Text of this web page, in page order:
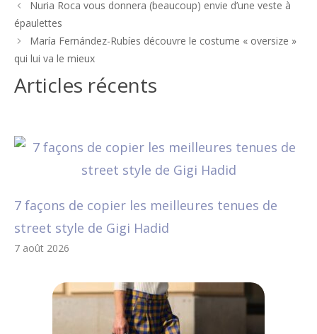
Navigation
des
articles
Nuria Roca vous donnera (beaucoup) envie d’une veste à
épaulettes
María Fernández-Rubíes découvre le costume « oversize »
qui lui va le mieux
Articles récents
7 façons de copier les meilleures tenues de
street style de Gigi Hadid
7 août 2026